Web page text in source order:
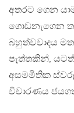
අතරට ගෙන
ගොඩනැගෙන
බහුත්වවාදය
පැත්තකින්,
අසමමිතික
විචාරණය